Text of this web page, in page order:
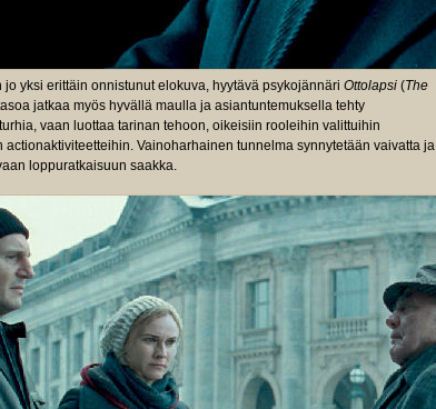
jo yksi erittäin onnistunut elokuva, hyytävä psykojännäri Ottolapsi (The
jatkaa myös hyvällä maulla ja asiantuntemuksella tehty
vaan luottaa tarinan tehoon, oikeisiin rooleihin valittuihin
Vainoharhainen tunnelma synnytetään vaivatta ja
loppuratkaisuun saakka.